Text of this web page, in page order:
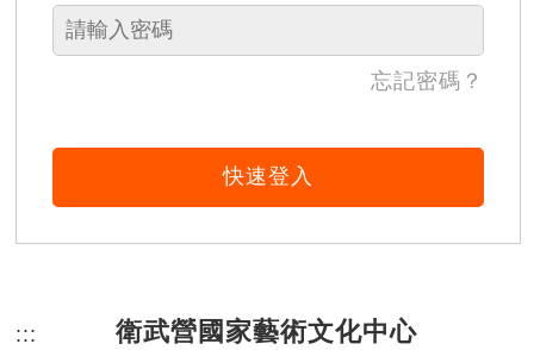
忘記密碼？
快速登入
::: 頁尾網站資訊。
衛武營國家藝術文化中心